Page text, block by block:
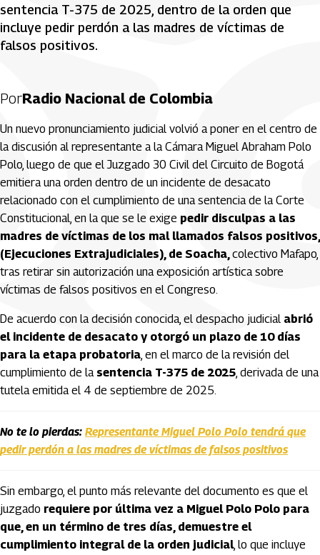
sentencia T-375 de 2025, dentro de la orden que
incluye pedir perdón a las madres de víctimas de
falsos positivos.
PorRadio Nacional de Colombia
Un nuevo pronunciamiento judicial volvió a poner en el centro de
la discusión al representante a la Cámara Miguel Abraham Polo
Polo, luego de que el Juzgado 30 Civil del Circuito de Bogotá
emitiera una orden dentro de un incidente de desacato
relacionado con el cumplimiento de una sentencia de la Corte
Constitucional, en la que se le exige pedir disculpas a las
madres de víctimas de los mal llamados falsos positivos,
(Ejecuciones Extrajudiciales), de Soacha,colectivo Mafapo,
tras retirar sin autorización una exposición artística sobre
víctimas de falsos positivos en el Congreso.
De acuerdo con la decisión conocida, el despacho judicial abrió
el incidente de desacato y otorgó un plazo de 10 días
para la etapa probatoria, en el marco de la revisión del
cumplimiento de la sentencia T-375 de 2025, derivada de una
tutela emitida el 4 de septiembre de 2025.
No te lo pierdas: Representante Miguel Polo Polo tendrá que
pedir perdón a las madres de víctimas de falsos positivos
Sin embargo, el punto más relevante del documento es que el
juzgado requiere por última vez a Miguel Polo Polo para
que, en un término de tres días, demuestre el
cumplimiento integral de la orden judicial, lo que incluye